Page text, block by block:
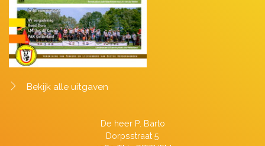
Bekijk alle uitgaven
De heer P. Barto
Dorpsstraat 5